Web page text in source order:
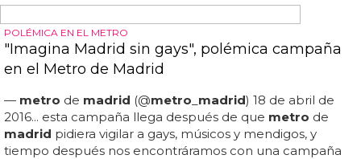
personal de la empresa... sin ninguna respuesta por parte
de los jóvenes, este ataque homófobo verbal en el
metrodemadridse extiende en el tiempo generando
una situación intolerable, donde nadie hace nada para
ponerle freno... jean franco sialer grabó este vídeo en el
metrode madridhace unos días, en el que se escucha
claramente cómo un hombre dedica gran parte de su
trayecto en el transporte a dedicar...